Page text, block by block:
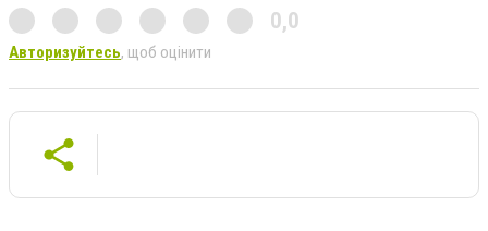
0,0
Авторизуйтесь, щоб оцінити